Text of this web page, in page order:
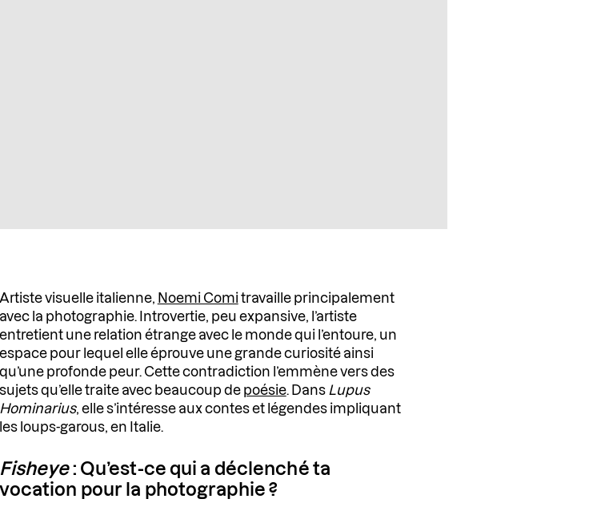
Artiste visuelle italienne, Noemi Comi travaille principalement
avec la photographie. Introvertie, peu expansive, l’artiste
entretient une relation étrange avec le monde qui l’entoure, un
espace pour lequel elle éprouve une grande curiosité ainsi
qu’une profonde peur. Cette contradiction l’emmène vers des
sujets qu’elle traite avec beaucoup de poésie. Dans Lupus
Hominarius, elle s’intéresse aux contes et légendes impliquant
les loups-garous, en Italie.
Fisheye: Qu’est-ce qui a déclenché ta
vocation pour la photographie ?